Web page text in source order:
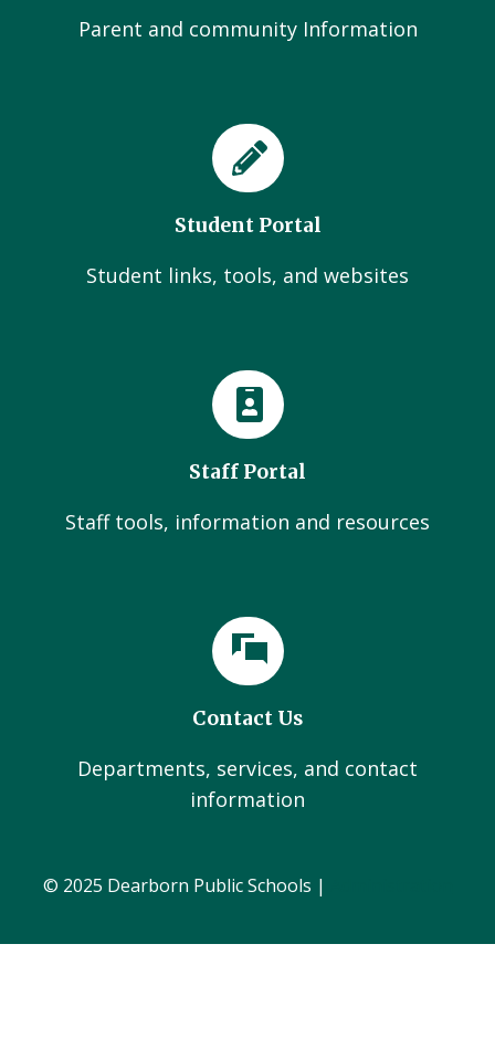
Parent and community Information
Student Portal
Student links, tools, and websites
Staff Portal
Staff tools, information and resources
Contact Us
Departments, services, and contact
information
© 2025 Dearborn Public Schools |